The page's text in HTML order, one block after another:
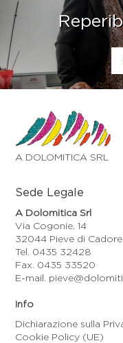
A DOLOMITICA SRL
Sede Legale
A Dolomitica Srl
Via Cogonie, 14
32044 Pieve di
Tel. 0435 32428
Fax. 0435 33520
E-mail.
Info
Dichiarazione sulla
Cookie Policy (UE)